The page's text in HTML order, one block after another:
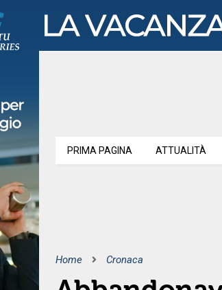
PRIMA PAGINA ATTUALITÀ
Home Cronaca